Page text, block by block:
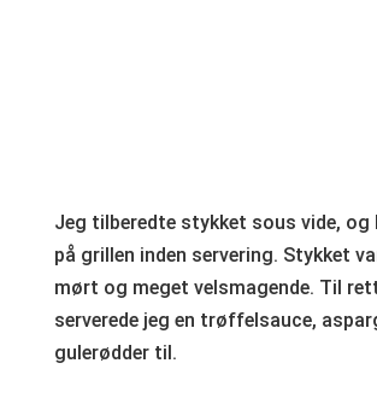
Jeg tilberedte stykket sous vide, og
på grillen inden servering. Stykket
mørt og meget velsmagende. Til
serverede jeg en trøffelsauce,
gulerødder til.